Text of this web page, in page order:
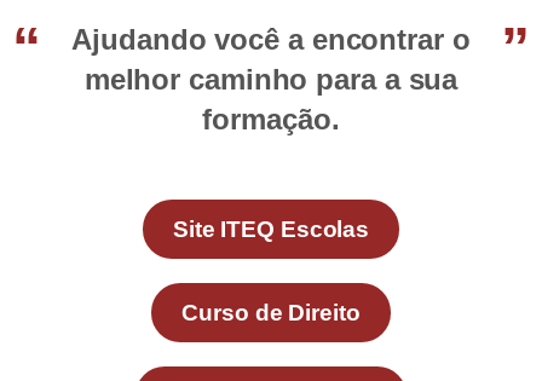
Ajudando você a encontrar o
melhor caminho para a sua
formação.
Site ITEQ Escolas
Curso de Direito